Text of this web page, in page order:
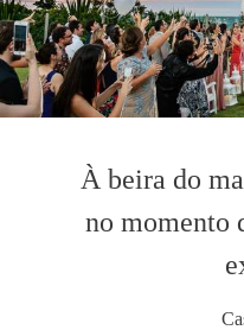
À beira do
no momento